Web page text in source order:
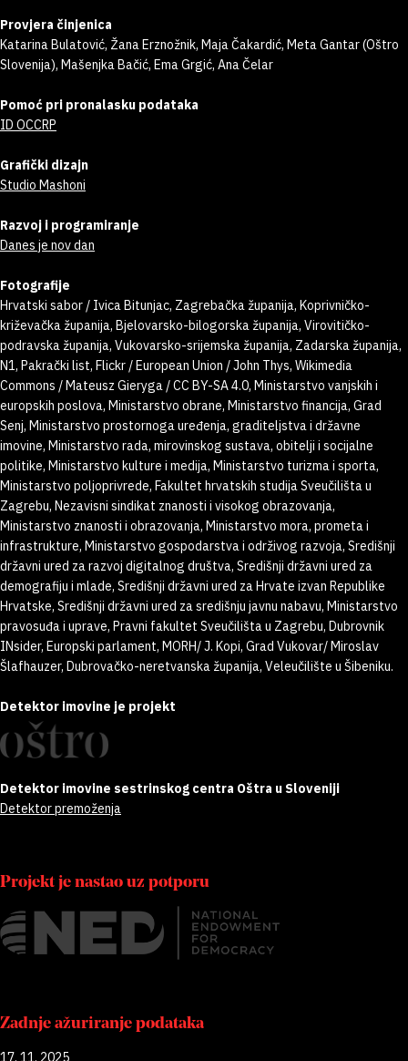
Provjera činjenica
Katarina Bulatović, Žana Erznožnik, Maja Čakardić, Meta Gantar (Oštro
Slovenija), Mašenjka Bačić, Ema Grgić, Ana Čelar
Pomoć pri pronalasku podataka
ID OCCRP
Grafički dizajn
Studio Mashoni
Razvoj i programiranje
Danes je nov dan
Fotografije
Hrvatski sabor / Ivica Bitunjac, Zagrebačka županija, Koprivničko-
križevačka županija, Bjelovarsko-bilogorska županija, Virovitičko-
podravska županija, Vukovarsko-srijemska županija, Zadarska županija,
N1, Pakrački list, Flickr / European Union / John Thys, Wikimedia
Commons / Mateusz Gieryga / CC BY-SA 4.0, Ministarstvo vanjskih i
europskih poslova, Ministarstvo obrane, Ministarstvo financija, Grad
Senj, Ministarstvo prostornoga uređenja, graditeljstva i državne
imovine, Ministarstvo rada, mirovinskog sustava, obitelji i socijalne
politike, Ministarstvo kulture i medija, Ministarstvo turizma i sporta,
Ministarstvo poljoprivrede, Fakultet hrvatskih studija Sveučilišta u
Zagrebu, Nezavisni sindikat znanosti i visokog obrazovanja,
Ministarstvo znanosti i obrazovanja, Ministarstvo mora, prometa i
infrastrukture, Ministarstvo gospodarstva i održivog razvoja, Središnji
državni ured za razvoj digitalnog društva, Središnji državni ured za
demografiju i mlade, Središnji državni ured za Hrvate izvan Republike
Hrvatske, Središnji državni ured za središnju javnu nabavu, Ministarstvo
pravosuđa i uprave, Pravni fakultet Sveučilišta u Zagrebu, Dubrovnik
INsider, Europski parlament, MORH/ J. Kopi, Grad Vukovar/ Miroslav
Šlafhauzer, Dubrovačko-neretvanska županija, Veleučilište u Šibeniku.
Detektor imovine je projekt
Detektor imovine sestrinskog centra Oštra u Sloveniji
Detektor premoženja
Projekt je nastao uz potporu
Zadnje ažuriranje podataka
17. 11. 2025